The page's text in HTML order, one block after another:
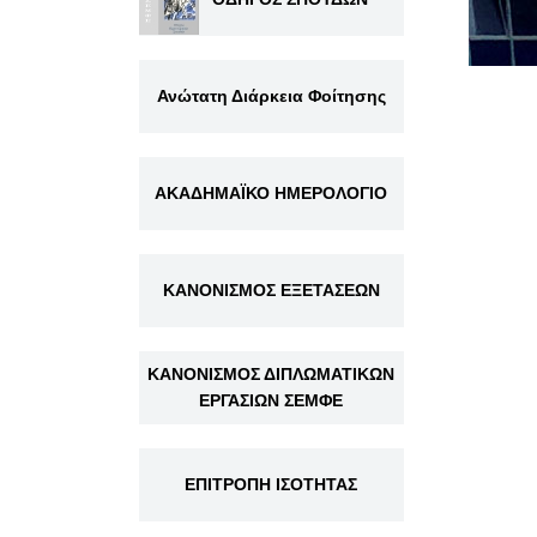
Ανώτατη Διάρκεια Φοίτησης
ΑΚΑΔΗΜΑΪΚΟ ΗΜΕΡΟΛΟΓΙΟ
ΚΑΝΟΝΙΣΜΟΣ ΕΞΕΤΑΣΕΩΝ
ΚΑΝΟΝΙΣΜΟΣ ΔΙΠΛΩΜΑΤΙΚΩΝ
ΕΡΓΑΣΙΩΝ ΣΕΜΦΕ
ΕΠΙΤΡΟΠΗ ΙΣΟΤΗΤΑΣ